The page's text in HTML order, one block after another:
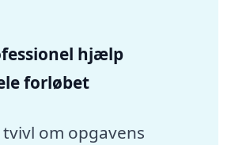
hjælp
forløbet
tvivl om opgavens